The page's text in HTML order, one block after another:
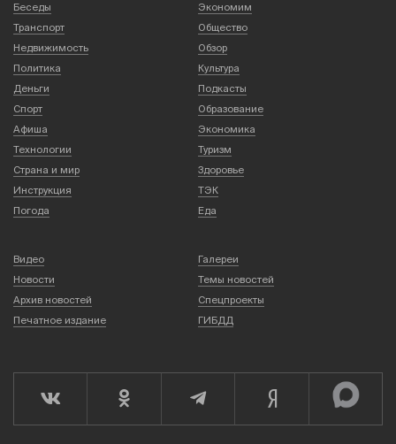
Беседы
Экономим
Транспорт
Общество
Недвижимость
Обзор
Политика
Культура
Деньги
Подкасты
Спорт
Образование
Афиша
Экономика
Технологии
Туризм
Страна и мир
Здоровье
Инструкция
ТЭК
Погода
Еда
Видео
Галереи
Новости
Темы новостей
Архив новостей
Спецпроекты
Печатное издание
ГИБДД